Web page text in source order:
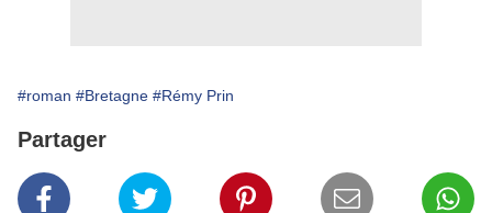
#roman #Bretagne #Rémy Prin
Partager